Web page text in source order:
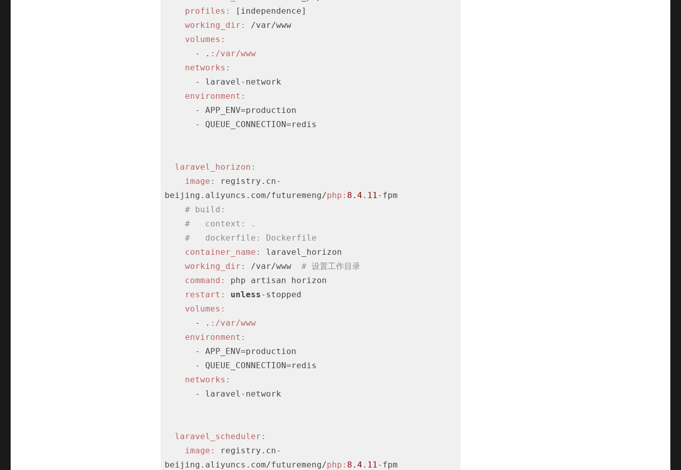
profiles:
[independence]
working_dir:
/var/www
volumes:
      - .
:/var/www
networks:
environment:
laravel_horizon:
image:
registry.cn-
beijing.aliyuncs.com/futuremeng/php: 8.4 . 11-fpm
# build:
#   context: .
#   dockerfile: Dockerfile
container_name:
laravel_horizon
working_dir:
/var/www # 设置工作目录
command:
php artisan horizon
restart:
unless-stopped
volumes:
      - .
:/var/www
environment:
networks:
laravel_scheduler:
image:
registry.cn-
beijing.aliyuncs.com/futuremeng/php: 8.4 . 11-fpm